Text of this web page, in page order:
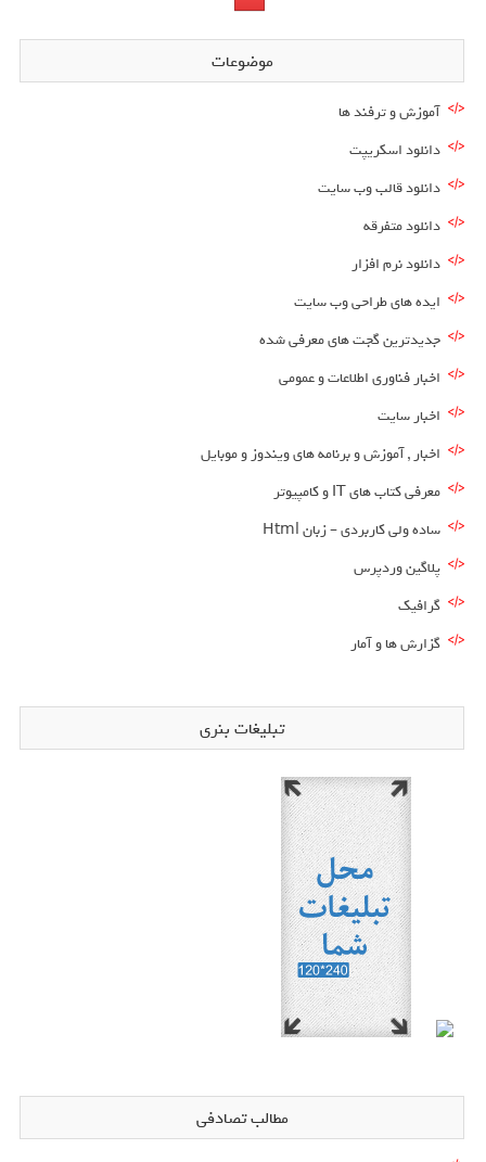
موضوعات
آموزش و ترفند ها
دانلود اسکریپت
دانلود قالب وب سایت
دانلود متفرقه
دانلود نرم افزار
ایده های طراحی وب سایت
جدیدترین گجت های معرفی شده
اخبار فناوری اطلاعات و عمومی
اخبار سایت
اخبار , آموزش و برنامه های ویندوز و موبایل
معرفی کتاب های IT و کامپیوتر
ساده ولی کاربردی – زبان Html
پلاگین وردپرس
گرافیک
گزارش ها و آمار
تبلیغات بنری
مطالب تصادفی